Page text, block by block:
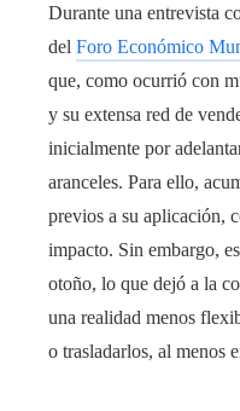
Durante una entrevista
del Foro Económico
que, como ocurrió con
y su extensa red de
inicialmente por
aranceles. Para ello,
previos a su aplicación,
impacto. Sin embargo,
otoño, lo que dejó a la
una realidad menos
o trasladarlos, al menos